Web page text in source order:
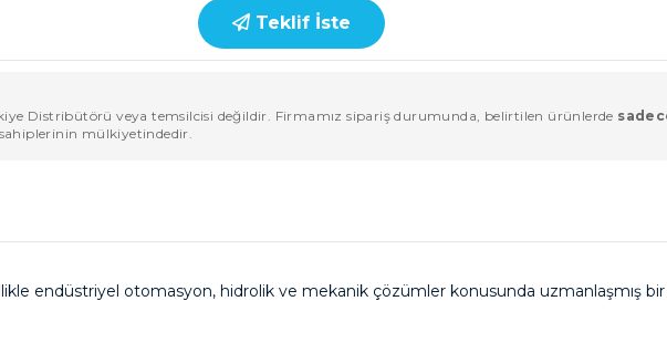
Teklif İste
Distribütörü veya temsilcisi değildir. Firmamız sipariş durumunda, belirtilen ürünlerde
mülkiyetindedir.
endüstriyel otomasyon, hidrolik ve mekanik çözümler konusunda uzmanlaşmış